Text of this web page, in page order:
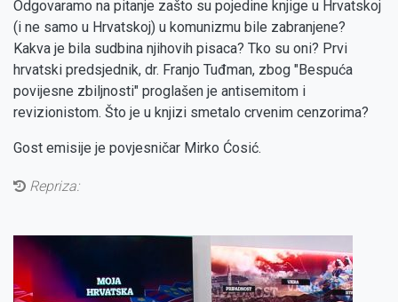
Odgovaramo na pitanje zašto su pojedine knjige u Hrvatskoj
(i ne samo u Hrvatskoj) u komunizmu bile zabranjene?
Kakva je bila sudbina njihovih pisaca? Tko su oni? Prvi
hrvatski predsjednik, dr. Franjo Tuđman, zbog "Bespuća
povijesne zbiljnosti" proglašen je antisemitom i
revizionistom. Što je u knjizi smetalo crvenim cenzorima?
Gost emisije je povjesničar Mirko Ćosić.
Repriza: